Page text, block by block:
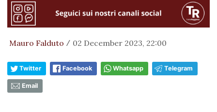
Mauro Falduto / 02 December 2023, 22:00
Twitter Facebook Whatsapp Telegram
Email